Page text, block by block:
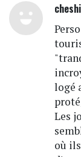
logé
Les
où